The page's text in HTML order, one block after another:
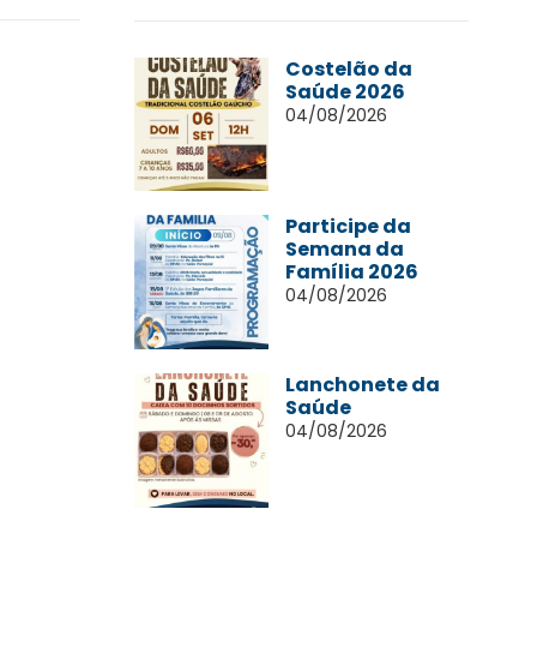
Costelão da
Saúde 2026
04/08/2026
Participe da
Semana da
Família 2026
04/08/2026
Lanchonete da
Saúde
04/08/2026